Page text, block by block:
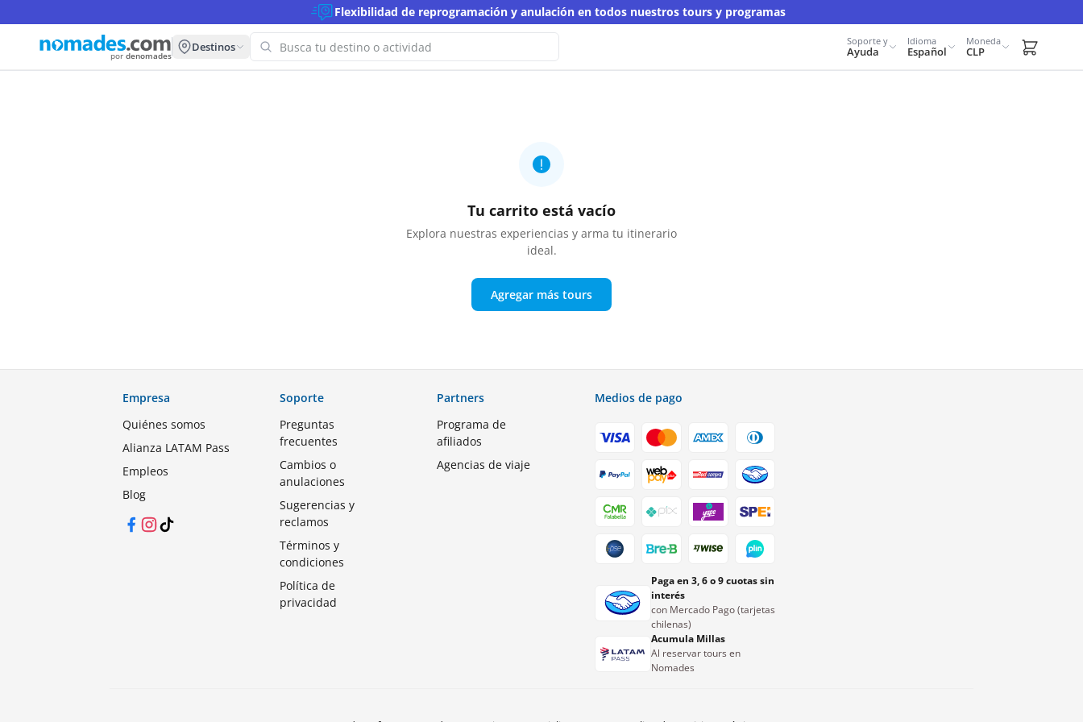
Flexibilidad de reprogramación y anulación en todos nuestros tours y programas
por denomades
Destinos Soporte y
Ayuda
Idioma
Español
Moneda
CLP Carrito
Tu carrito está vacío
Explora nuestras experiencias y arma tu itinerario
ideal.
Agregar más tours
Empresa
Quiénes somos
Alianza LATAM Pass
Empleos
Blog
Facebook
Instagram
TikTok
Soporte
Preguntas
frecuentes
Cambios o
anulaciones
Sugerencias y
reclamos
Términos y
condiciones
Política de
privacidad
Partners
Programa de
afiliados
Agencias de viaje
Medios de pago
Paga en 3, 6 o 9 cuotas sin
interés
con Mercado Pago (tarjetas
chilenas)
Acumula Millas
Al reservar tours en
Nomades